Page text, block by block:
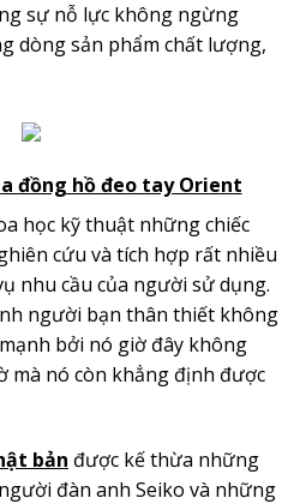
sự nỗ lực không ngừng
dòng sản phẩm chất lượng,
đồng hồ đeo tay Orient
học kỹ thuật những chiếc
cứu và tích hợp rất nhiều
nhu cầu của người sử dụng.
người bạn thân thiết không
bởi nó giờ đây không
mà nó còn khẳng định được
bản được kế thừa những
đàn anh Seiko và những